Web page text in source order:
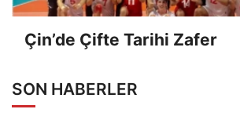
Çin’de Çifte Tarihi Zafer
SON HABERLER